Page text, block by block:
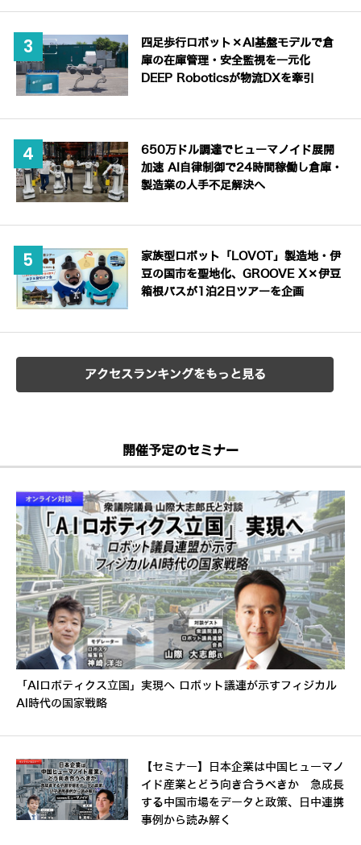
四足歩行ロボット×AI基盤モデルで倉
庫の在庫管理・安全監視を一元化
DEEP Roboticsが物流DXを牽引
650万ドル調達でヒューマノイド展開
加速 AI自律制御で24時間稼働し倉庫・
製造業の人手不足解決へ
家族型ロボット「LOVOT」製造地・伊
豆の国市を聖地化、GROOVE X×伊豆
箱根バスが1泊2日ツアーを企画
アクセスランキングをもっと見る
開催予定のセミナー
「AIロボティクス立国」実現へ ロボット議連が示すフィジカル
AI時代の国家戦略
【セミナー】日本企業は中国ヒューマノ
イド産業とどう向き合うべきか 急成長
する中国市場をデータと政策、日中連携
事例から読み解く